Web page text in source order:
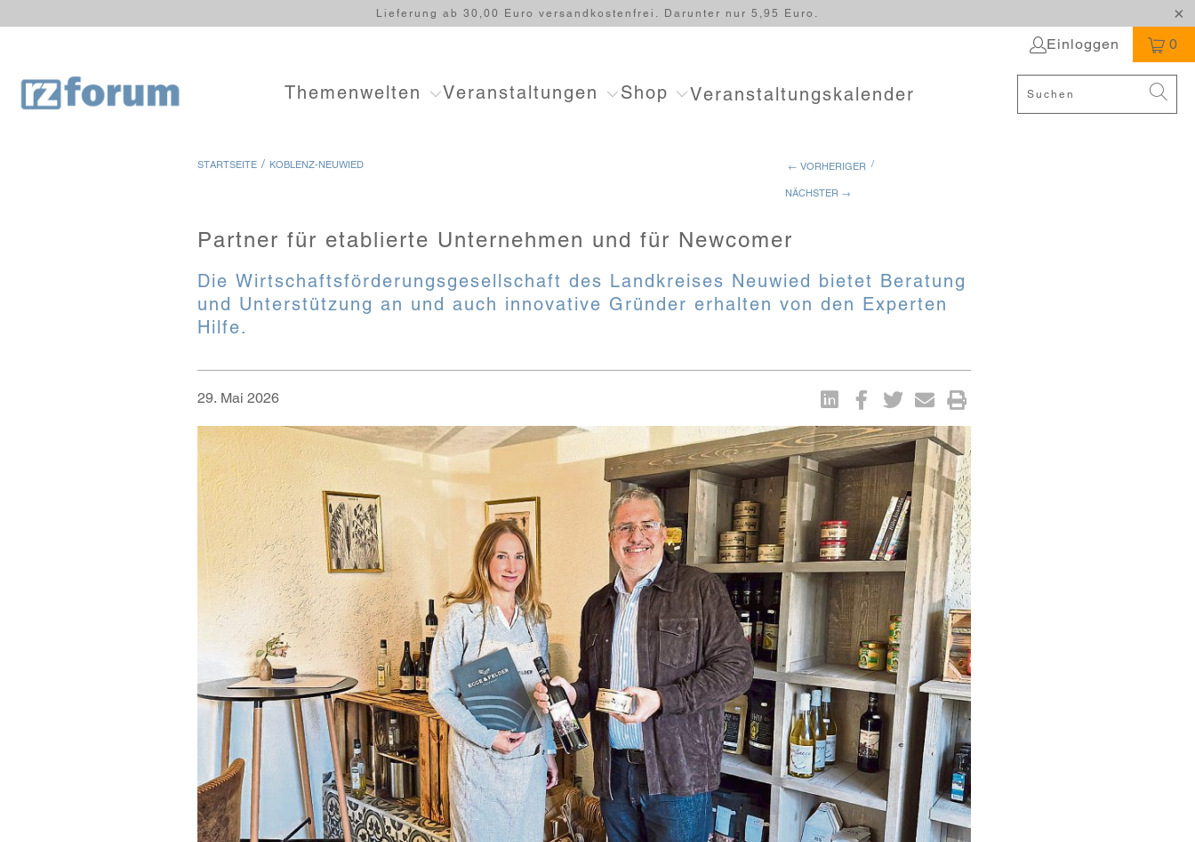
Lieferung ab 30,00 Euro versandkostenfrei. Darunter nur 5,95 Euro.
Einloggen 0
Themenwelten Veranstaltungen Shop Veranstaltungskalender
STARTSEITE / KOBLENZ-NEUWIED ← VORHERIGER /
NÄCHSTER →
Partner für etablierte Unternehmen und für Newcomer
Die Wirtschaftsförderungsgesellschaft des Landkreises Neuwied bietet Beratung
und Unterstützung an und auch innovative Gründer erhalten von den Experten
Hilfe.
29. Mai 2026